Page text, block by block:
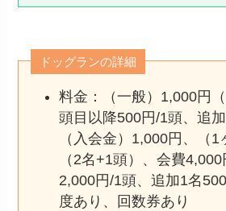
ドッグランの詳細
料金：（一般）1,000円
頭目以降500円/1頭、追加
（入会金）1,000円、（
（2名+1頭）、会費
2,000円/1頭、追加1名
度あり、回数券あり